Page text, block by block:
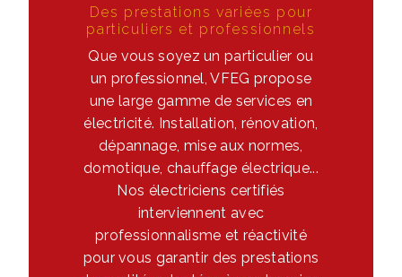
Des prestations variées pour
particuliers et professionnels
Que vous soyez un particulier ou
un professionnel, VFEG propose
une large gamme de services en
électricité. Installation, rénovation,
dépannage, mise aux normes,
domotique, chauffage électrique...
Nos électriciens certifiés
interviennent avec
professionnalisme et réactivité
pour vous garantir des prestations